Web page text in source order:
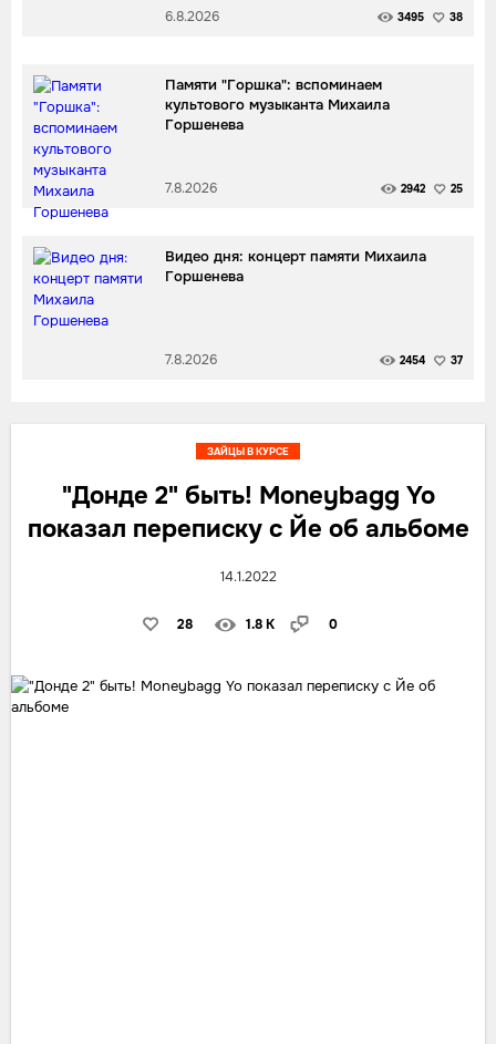
6.8.2026 3495 38
Памяти "Горшка": вспоминаем
культового музыканта Михаила
Горшенева
7.8.2026 2942 25
Видео дня: концерт памяти Михаила
Горшенева
7.8.2026 2454 37
"Донде 2" быть! Moneybagg Yo
показал переписку с Йе об альбоме
14.1.2022
28 1.8 K 0
ЗАЙЦЫ В КУРСЕ